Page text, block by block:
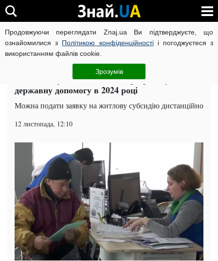
Продовжуючи переглядати Znaj.ua Ви підтверджуєте, що
ознайомилися з Політикою конфіденційностіі погоджуєтеся з
використанням файлів cookie.
Зрозумів
ВІЙНА РОСІЇ ПРОТИ УКРАЇНИ КОРОНАВІРУС В УКРАЇНІ
ЧИТАТЬ НА РУССКОМ
Житлова субсидія: хто може розраховувати на
державну допомогу в 2024 році
Можна подати заявку на житлову субсидію дистанційно
12 листопада, 12:10